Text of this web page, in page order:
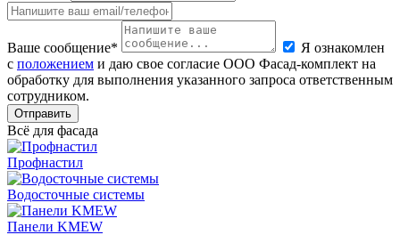
Ваше сообщение*
Я ознакомлен
с положением и даю свое согласие ООО Фасад-комплект на
обработку для выполнения указанного запроса ответственным
сотрудником.
Отправить
Всё для фасада
Профнастил
Водосточные системы
Панели KMEW